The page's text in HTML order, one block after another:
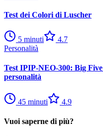
Test dei Colori di Luscher
5 minuti
4.7
Personalità
Test IPIP-NEO-300: Big
personalità
45 minuti 4.9
Vuoi saperne di più?